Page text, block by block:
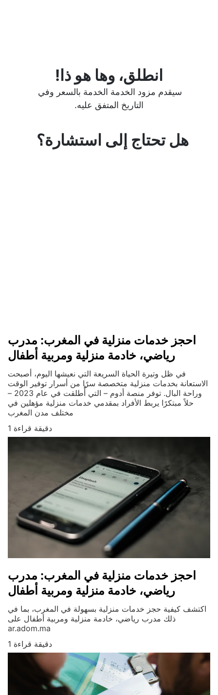
انطلق، وها هو ذا!
سيقدم مزود الخدمة الخدمة بالسعر وفي
التاريخ المتفق عليه.
هل تحتاج إلى استشارة؟
احجز خدمات منزلية في المغرب: مدرب
رياضي، خادمة منزلية ومربية أطفال
في ظل وتيرة الحياة السريعة التي نعيشها اليوم، أصبحت
الاستعانة بخدمات منزلية متخصصة سرًا من أسرار توفير الوقت
وراحة البال. توفر منصة أدوم – التي أُطلقت في عام 2023 –
حلاً مبتكرًا يربط الأفراد بمقدمي خدمات منزلية مؤهلين في
مختلف مدن المغرب
1 دقيقة قراءة
احجز خدمات منزلية في المغرب: مدرب
رياضي، خادمة منزلية ومربية أطفال
اكتشف كيفية حجز خدمات منزلية بسهولة في المغرب، بما في
ذلك مدرب رياضي، خادمة منزلية ومربية أطفال على
ar.adom.ma
1 دقيقة قراءة